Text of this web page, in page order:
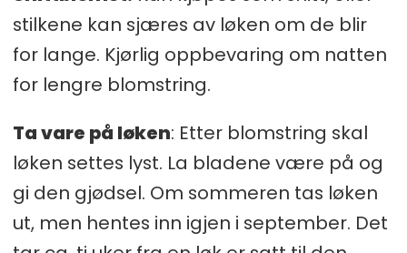
stilkene kan sjæres av løken om de blir
for lange. Kjørlig oppbevaring om natten
for lengre blomstring.
Ta vare på løken: Etter blomstring skal
løken settes lyst. La bladene være på og
gi den gjødsel. Om sommeren tas løken
ut, men hentes inn igjen i september. Det